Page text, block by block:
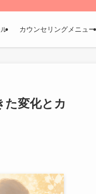
カウンセリングメニュー
た変化とカ